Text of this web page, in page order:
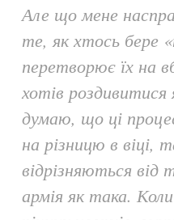
Але що мене
те, як хтось бере
перетворює їх на
хотів
думаю, що ці
на різницю в віці,
відрізняються
армія як така.